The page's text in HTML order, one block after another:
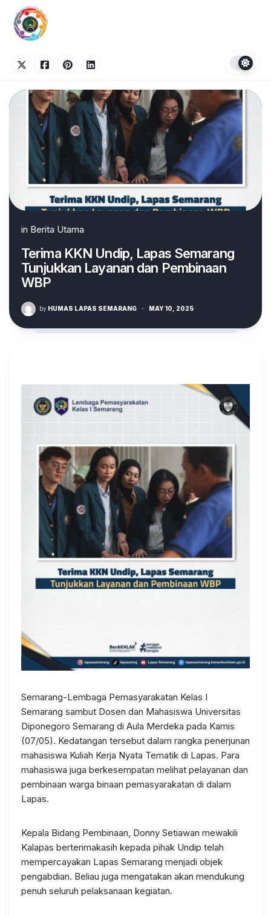
content
in Berita Utama
Terima KKN Undip, Lapas Semarang
Tunjukkan Layanan dan Pembinaan
WBP
by HUMAS LAPAS SEMARANG · MAY 10, 2025
Semarang-Lembaga Pemasyarakatan Kelas I
Semarang sambut Dosen dan Mahasiswa Universitas
Diponegoro Semarang di Aula Merdeka pada Kamis
(07/05). Kedatangan tersebut dalam rangka penerjunan
mahasiswa Kuliah Kerja Nyata Tematik di Lapas. Para
mahasiswa juga berkesempatan melihat pelayanan dan
pembinaan warga binaan pemasyarakatan di dalam
Lapas.
Kepala Bidang Pembinaan, Donny Setiawan mewakili
Kalapas berterimakasih kepada pihak Undip telah
mempercayakan Lapas Semarang menjadi objek
pengabdian. Beliau juga mengatakan akan mendukung
penuh seluruh pelaksanaan kegiatan.